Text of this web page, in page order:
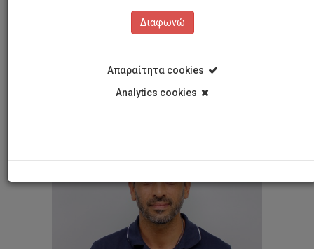
Διαφωνώ
Απαραίτητα cookies
Analytics cookies